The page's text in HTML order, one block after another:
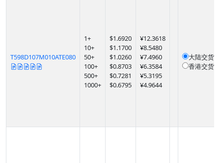
T598D107M010ATE080
1+
10+
50+
100+
500+
1000+
$1.6920
$1.1700
$1.0260
$0.8703
$0.7281
$0.6795
¥12.3618
¥8.5480
¥7.4960
¥6.3584
¥5.3195
¥4.9644
大陆交货
香港交货